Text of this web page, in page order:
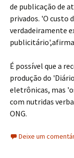
de publicação de
privados. 'O custo
verdadeiramente
É possível que a
produção do
eletrônicas, mas
com nutridas
ONG.
Deixe um